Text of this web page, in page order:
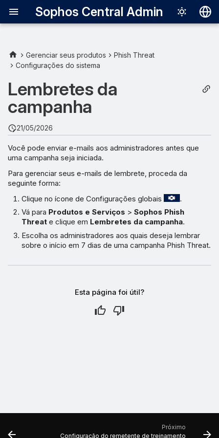
Sophos Central Admin
中文（繁體）
Gerenciar seus produtos
Phish Threat
Configurações do sistema
Lembretes da
campanha
21/05/2026
Você pode enviar e-mails aos administradores antes que
uma campanha seja iniciada.
Para gerenciar seus e-mails de lembrete, proceda da
seguinte forma:
Clique no ícone de Configurações globais
.
Vá para Produtos e Serviços >Sophos Phish
Threat e clique em Lembretes da campanha.
Escolha os administradores aos quais deseja lembrar
sobre o início em 7 dias de uma campanha Phish Threat.
Esta página foi útil?
Próximo
Configuração do remetente de treinamento